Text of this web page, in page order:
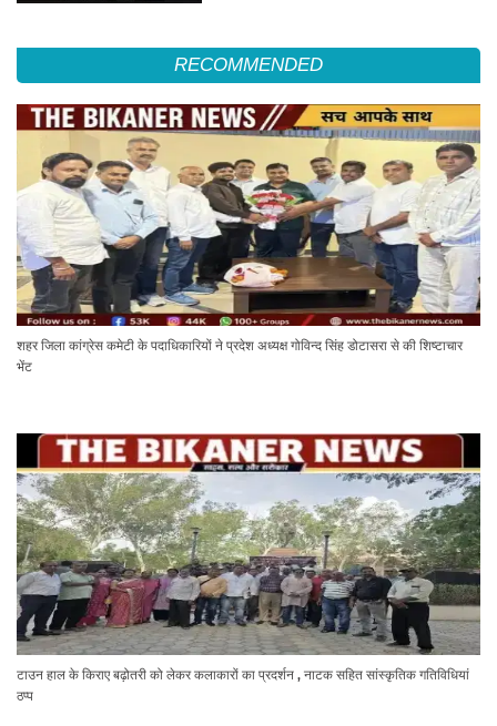
RECOMMENDED
शहर जिला कांग्रेस कमेटी के पदाधिकारियों ने प्रदेश अध्यक्ष गोविन्द सिंह डोटासरा से की शिष्टाचार
भेंट
टाउन हाल के किराए बढ़ोतरी को लेकर कलाकारों का प्रदर्शन , नाटक सहित सांस्कृतिक गतिविधियां
ठप्प